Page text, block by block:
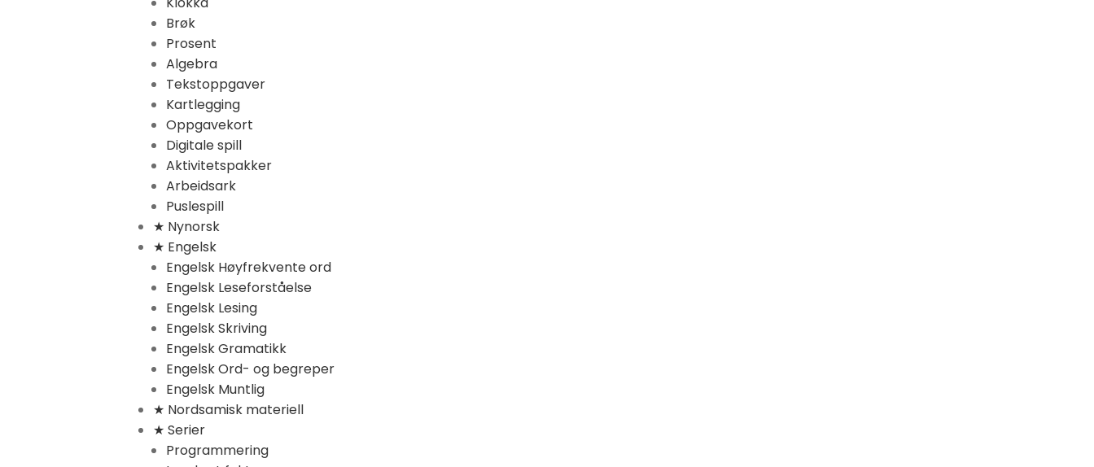
Brøk
Prosent
Algebra
Tekstoppgaver
Kartlegging
Oppgavekort
Digitale spill
Aktivitetspakker
Arbeidsark
Puslespill
★ Nynorsk
★ Engelsk
Engelsk Høyfrekvente ord
Engelsk Leseforståelse
Engelsk Lesing
Engelsk Skriving
Engelsk Gramatikk
Engelsk Ord- og begreper
Engelsk Muntlig
★ Nordsamisk materiell
★ Serier
Programmering